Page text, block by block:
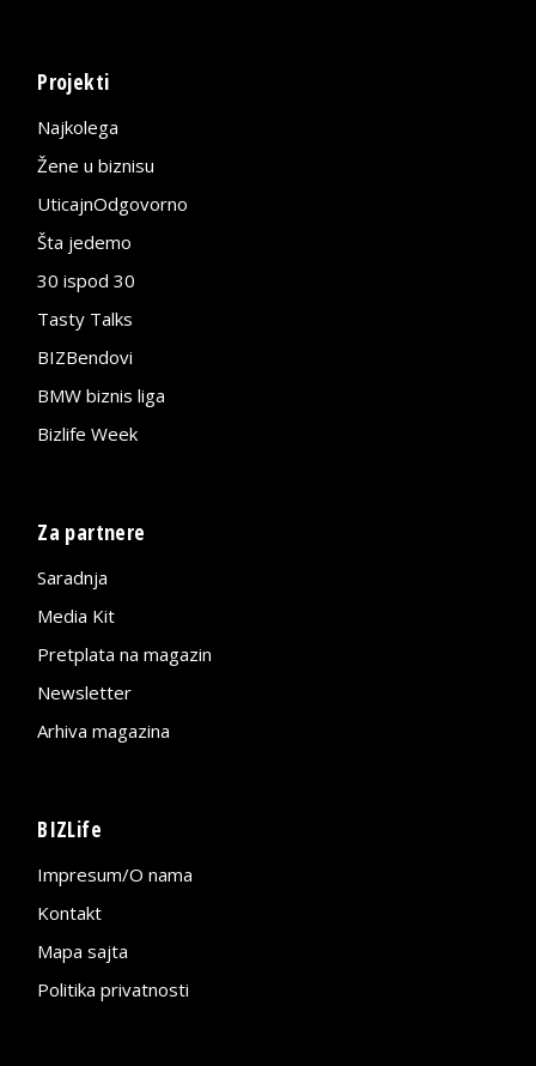
Projekti
Najkolega
Žene u biznisu
UticajnOdgovorno
Šta jedemo
30 ispod 30
Tasty Talks
BIZBendovi
BMW biznis liga
Bizlife Week
Za partnere
Saradnja
Media Kit
Pretplata na magazin
Newsletter
Arhiva magazina
BIZLife
Impresum/O nama
Kontakt
Mapa sajta
Politika privatnosti